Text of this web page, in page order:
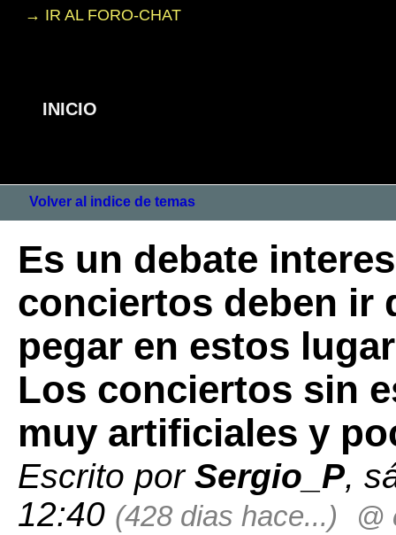
→ IR AL FORO-CHAT
INICIO
Volver al indice de temas
Es un debate
conciertos deben ir
pegar en estos
Los conciertos sin
muy artificiales y
Escrito por Sergio_P,
12:40 (428 dias hace...) @